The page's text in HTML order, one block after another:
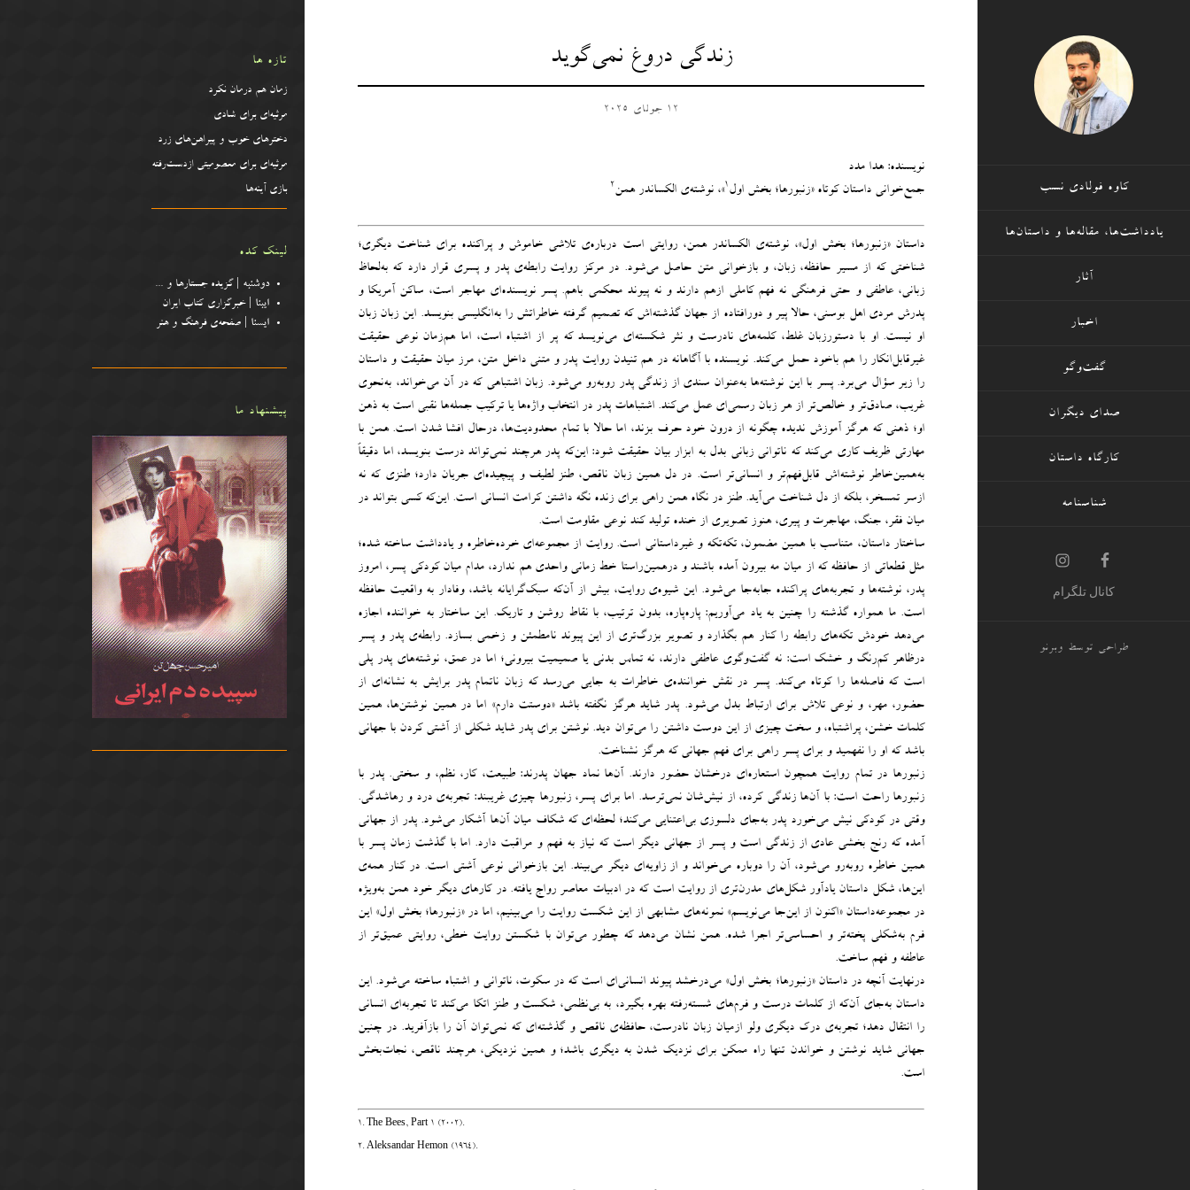
کاوه فولادی نسب
یادداشت‌ها، مقاله‌ها و داستان‌ها
آثار
اخبار
گفت‌وگو
صدای دیگران
کارگاه داستان
شناسنامه
کانال تلگرام
طراحی توسط وبرنو
زندگی دروغ نمی‌گوید
12 جولای 2025
نویسنده: هدا مدد
جمع‌خوانی داستان‌ کوتاه «زنبورها؛ بخش اول1»، نوشته‌ی الکساندر همن2
داستان «زنبورها؛ بخش اول»، نوشته‌ی الکساندر همن، روایتی است درباره‌ی تلاشی خاموش و پراکنده برای شناخت دیگری؛
شناختی که از مسیر حافظه، زبان، و بازخوانی متن حاصل می‌شود. در مرکز روایت رابطه‌ی پدر و پسری قرار دارد که به‌لحاظ
زبانی، عاطفی و حتی فرهنگی نه فهم کاملی ازهم دارند و نه پیوند محکمی باهم. پسر نویسنده‌ای مهاجر است، ساکن آمریکا و
پدرش مردی اهل بوسنی، حالا پیر و دورافتاده از جهان گذشته‌اش که تصمیم گرفته خاطراتش را به‌انگلیسی بنویسد. این زبان زبان
او نیست. او با دستورزبان غلط، کلمه‌های نادرست و نثر شکسته‌ای می‌نویسد که پر از اشتباه است، اما هم‌زمان نوعی حقیقت
غیرقابل‌انکار را هم باخود حمل می‌کند. نویسنده با آگاهانه در هم تنیدن روایت پدر و متنی داخل متن، مرز میان حقیقت و داستان
را زیر سؤال می‌برد. پسر با این نوشته‌ها به‌عنوان سندی از زندگی پدر روبه‌رو می‌شود. زبان اشتباهی که در آن می‌خواند، به‌نحوی
غریب، صادق‌تر و خالص‌تر از هر زبان رسمی‌ای عمل می‌کند. اشتباهات پدر در انتخاب واژه‌ها یا ترکیب جمله‌ها نقبی است به ذهن
او؛ ذهنی که هرگز آموزش ندیده چگونه از درون خود حرف بزند، اما حالا با تمام محدودیت‌ها، درحال افشا شدن است. همن با
مهارتی ظریف کاری می‌کند که ناتوانی زبانی بدل به ابزار بیان حقیقت شود: این‌که پدر هرچند نمی‌تواند درست بنویسد، اما دقیقاً
به‌همین‌خاطر نوشته‌اش قابل‌فهم‌تر و انسانی‌تر است. در دل همین زبان ناقص، طنز لطیف و پیچیده‌ای جریان دارد؛ طنزی که نه
ازسر تمسخر، بلکه از دل شناخت می‌آید. طنز در نگاه همن راهی برای زنده نگه داشتن کرامت انسانی ا‌ست. این‌که کسی بتواند در
میان فقر، جنگ، مهاجرت و پیری، هنوز تصویری از خنده تولید کند نوعی مقاومت است.
ساختار داستان، متناسب با همین مضمون، تکه‌تکه و غیرداستانی ا‌ست. روایت از مجموعه‌ای خرده‌خاطره و یادداشت ساخته شده؛
مثل قطعاتی از حافظه که از میان مه بیرون آمده‌ باشند و درهمین‌راستا خط زمانی واحدی هم ندارد، مدام میان کودکی پسر، امروز
پدر، نوشته‌ها و تجربه‌های پراکنده جابه‌جا می‌شود. این شیوه‌ی روایت، بیش از آن‌که سبک‌گرایانه باشد، وفادار به واقعیت حافظه
است. ما همواره گذشته را چنین به یاد می‌آوریم: پاره‌پاره، بدون ترتیب، با نقاط روشن و تاریک. این ساختار به خواننده اجازه
می‌دهد خودش تکه‌های رابطه را کنار هم بگذارد و تصویر بزرگ‌تری از این پیوند نامطمئن و زخمی بسازد. رابطه‌ی پدر و پسر
درظاهر کم‌رنگ و خشک است: نه گفت‌وگوی عاطفی دارند، نه تماس بدنی یا صمیمیت بیرونی؛ اما در عمق، نوشته‌های پدر پلی
است که فاصله‌ها را کوتاه می‌کند. پسر در نقش خواننده‌ی خاطرات به جایی می‌رسد که زبان ناتمام پدر برایش به نشانه‌ای از
حضور، مهر، و نوعی تلاش برای ارتباط بدل می‌شود. پدر شاید هرگز نگفته باشد «دوستت دارم» اما در همین نوشتن‌ها، همین
کلمات خشن، پراشتباه، و سخت چیزی از این دوست داشتن را می‌توان دید. نوشتن برای پدر شاید شکلی از آشتی‌ کردن با جهانی
باشد که او را نفهمید و برای پسر راهی برای فهم جهانی که هرگز نشناخت.
زنبورها در تمام روایت همچون استعاره‌ای درخشان حضور دارند. آن‌ها نماد جهان پدرند: طبیعت، کار، نظم، و سختی. پدر با
زنبورها راحت است: با آن‌ها زندگی کرده، از نیش‌شان نمی‌ترسد. اما برای پسر، زنبورها چیزی غریبند: تجربه‌ی درد و رهاشدگی.
وقتی در کودکی نیش می‌خورد پدر به‌‌جای دلسوزی بی‌اعتنایی می‌کند؛ لحظه‌ای‌ که شکاف میان آن‌ها آشکار می‌شود. پدر از جهانی
آمده که رنج بخشی عادی از زندگی ا‌ست و پسر از جهانی دیگر است که نیاز به فهم و مراقبت دارد. اما با گذشت زمان پسر با
همین خاطره روبه‌رو می‌شود، آن را دوباره می‌خواند و از زاویه‌ای دیگر می‌بیند. این بازخوانی نوعی آشتی است. در کنار همه‌ی
این‌ها، شکل داستان یادآور شکل‌های مدرن‌تری از روایت است که در ادبیات معاصر رواج یافته. در کارهای دیگر خود همن به‌ویژه
در مجموعه‌داستان «اکنون از این‌جا می‌نویسم» نمونه‌های مشابهی از این شکست روایت را می‌بینیم، اما در «زنبورها؛ بخش اول» این
فرم به‌شکلی پخته‌تر و احساسی‌تر اجرا شده. همن نشان می‌دهد که چطور می‌توان با شکستن روایت خطی، روایتی عمیق‌تر از
عاطفه و فهم ساخت.
درنهایت آنچه در داستان «زنبورها؛ بخش اول» می‌درخشد پیوند انسانی‌ای‌ است که در سکوت، ناتوانی و اشتباه ساخته می‌شود. این
داستان به‌‌جای آن‌که از کلمات درست و فرم‌های شسته‌رفته بهره بگیرد، به بی‌نظمی، شکست و طنز اتکا می‌کند تا تجربه‌ای انسانی
را انتقال دهد؛ تجربه‌ی درک دیگری ولو ازمیان زبان نادرست، حافظه‌ی ناقص و گذشته‌ای که نمی‌توان آن را بازآفرید. در چنین
جهانی شاید نوشتن و خواندن تنها راه ممکن برای نزدیک‌ شدن به دیگری باشد؛ و همین نزدیکی، هرچند ناقص، نجات‌بخش‌
است.
1. The Bees, Part 1 (2002).
2. Aleksandar Hemon (1964).
تازه ها
زمان هم درمان نکرد
مرثیه‌ای برای شادی
دخترهای خوب و پیراهن‌‌های زرد
مرثیه‌ای برای معصومیتی ازدست‌رفته
بازی آینه‌ها
لینک کده
دوشنبه | گزیده جستارها و ...
ایبنا | خبرگزاری کتاب ایران
ایسنا | صفحه‌ی فرهنگ و هنر
پیشنهاد ما